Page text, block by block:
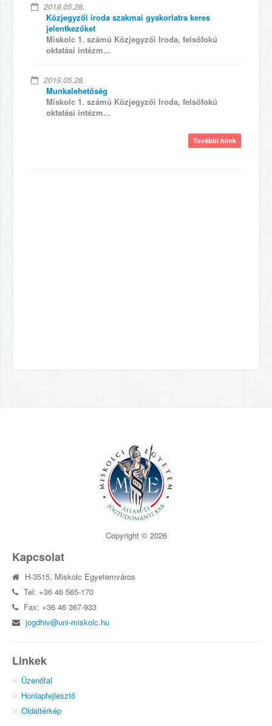
2019.05.28.
Közjegyzői iroda szakmai gyakorlatra keres
jelentkezőket
Miskolc 1. számú Közjegyzői Iroda, felsőfokú
oktatási intézm...
2019.05.28.
Munkalehetőség
Miskolc 1. számú Közjegyzői Iroda, felsőfokú
oktatási intézm...
További hírek
Copyright © 2026
Kapcsolat
H-3515, Miskolc Egyetemváros
Tel: +36 46 565-170
Fax: +36 46 367-933
jogdhiv@uni-miskolc.hu
Linkek
Üzenőfal
Honlapfejlesztő
Oldaltérkép